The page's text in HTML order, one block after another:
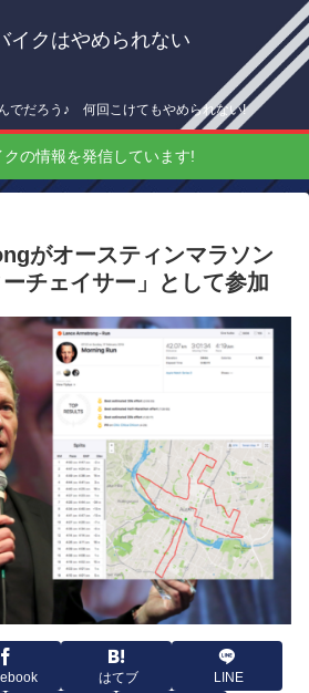
イクはやめられない
でだろう♪ 何回こけてもやめられない!
クの情報を発信しています!
がオースティンマラソン
チェイサー」として参加
はてブ LINE